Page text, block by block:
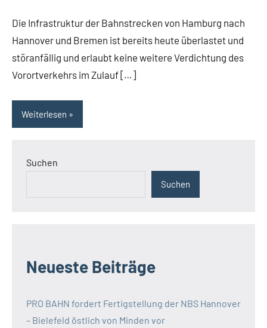
Die Infrastruktur der Bahnstrecken von Hamburg nach
Hannover und Bremen ist bereits heute überlastet und
störanfällig und erlaubt keine weitere Verdichtung des
Vorortverkehrs im Zulauf […]
Weiterlesen
Suchen
Suchen
Neueste Beiträge
PRO BAHN fordert Fertigstellung der NBS Hannover
– Bielefeld östlich von Minden vor